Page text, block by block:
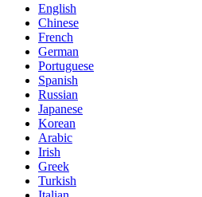
English
Chinese
French
German
Portuguese
Spanish
Russian
Japanese
Korean
Arabic
Irish
Greek
Turkish